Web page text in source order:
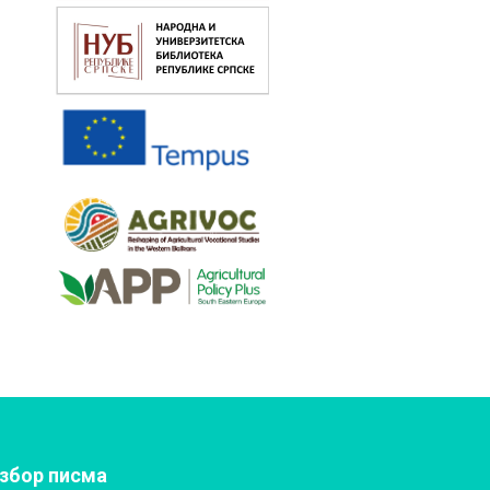
писма